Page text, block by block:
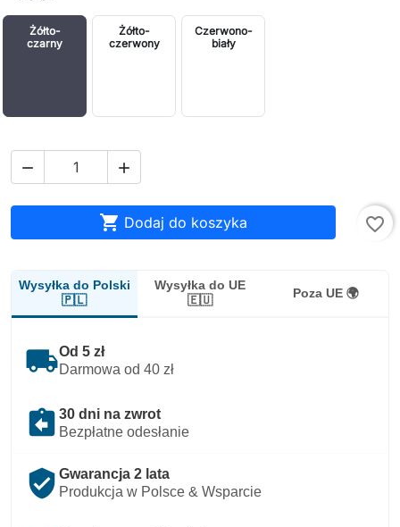
Żółto-
czarny
Żółto-
czerwony
Czerwono-
biały
 
 Dodaj do koszyka favorite_border
Wysyłka do Polski
🇵🇱
Wysyłka do UE
🇪🇺
Poza UE 🌍
local_shippingOd 5 zł
Darmowa od 40 zł
assignment_return 30 dni na zwrot
Bezpłatne odesłanie
verified_user Gwarancja 2 lata
Produkcja w Polsce & Wsparcie